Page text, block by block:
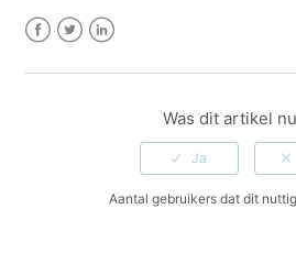
Was dit artikel
Aantal gebruikers dat dit